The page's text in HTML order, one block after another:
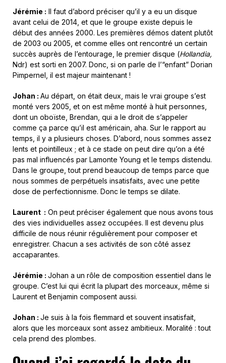
Jérémie : Il faut d’abord préciser qu’il y a eu un disque
avant celui de 2014, et que le groupe existe depuis le
début des années 2000. Les premières démos datent plutôt
de 2003 ou 2005, et comme elles ont rencontré un certain
succès auprès de l’entourage, le premier disque (Hollandia,
Ndr) est sorti en 2007. Donc, si on parle de l’“enfant” Dorian
Pimpernel, il est majeur maintenant !
Johan : Au départ, on était deux, mais le vrai groupe s’est
monté vers 2005, et on est même monté à huit personnes,
dont un oboïste, Brendan, qui a le droit de s’appeler
comme ça parce qu’il est américain, aha. Sur le rapport au
temps, il y a plusieurs choses. D’abord, nous sommes assez
lents et pointilleux ; et à ce stade on peut dire qu’on a été
pas mal influencés par Lamonte Young et le temps distendu.
Dans le groupe, tout prend beaucoup de temps parce que
nous sommes de perpétuels insatisfaits, avec une petite
dose de perfectionnisme. Donc le temps se dilate.
Laurent : On peut préciser également que nous avons tous
des vies individuelles assez occupées. Il est devenu plus
difficile de nous réunir régulièrement pour composer et
enregistrer. Chacun a ses activités de son côté assez
accaparantes.
Jérémie : Johan a un rôle de composition essentiel dans le
groupe. C’est lui qui écrit la plupart des morceaux, même si
Laurent et Benjamin composent aussi.
Johan : Je suis à la fois flemmard et souvent insatisfait,
alors que les morceaux sont assez ambitieux. Moralité : tout
cela prend des plombes.